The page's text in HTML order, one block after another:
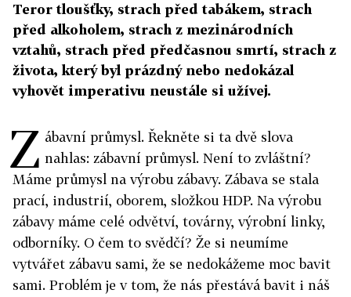
Teror tloušťky, strach před tabákem, strach
před alkoholem, strach z mezinárodních
vztahů, strach před předčasnou smrtí, strach z
života, který byl prázdný nebo nedokázal
vyhovět imperativu neustále si užívej.
Z ábavní průmysl. Řekněte si ta dvě slova
nahlas: zábavní průmysl. Není to zvláštní?
Máme průmysl na výrobu zábavy. Zábava se stala
prací, industrií, oborem, složkou HDP. Na výrobu
zábavy máme celé odvětví, továrny, výrobní linky,
odborníky. O čem to svědčí? Že si neumíme
vytvářet zábavu sami, že se nedokážeme moc bavit
sami. Problém je v tom, že nás přestává bavit i náš